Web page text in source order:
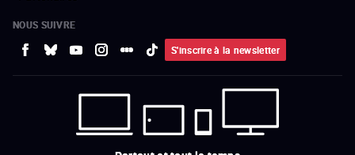
NOUS SUIVRE
S'inscrire à la newsletter